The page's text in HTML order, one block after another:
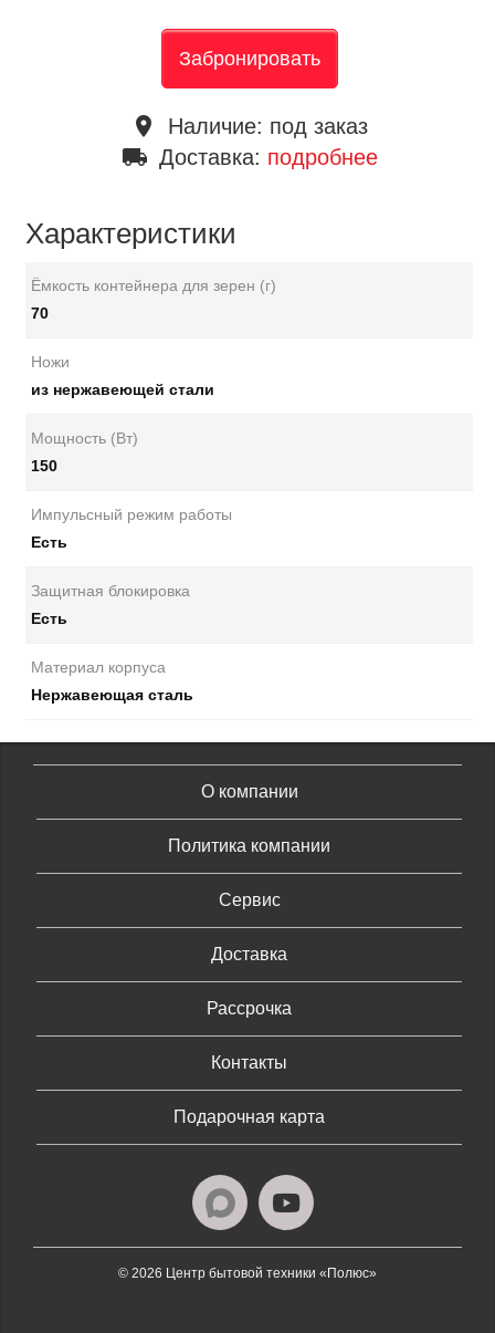
Забронировать
place Наличие: под заказ
local_shipping Доставка: подробнее
Характеристики
Ёмкость контейнера для зерен (г)
70
Ножи
из нержавеющей стали
Мощность (Вт)
150
Импульсный режим работы
Есть
Защитная блокировка
Есть
Материал корпуса
Нержавеющая сталь
О компании
Политика компании
Сервис
Доставка
Рассрочка
Контакты
Подарочная карта
© 2026 Центр бытовой техники «Полюс»